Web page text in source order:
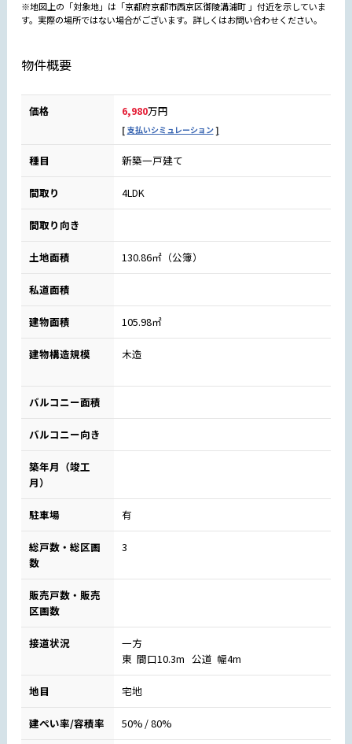
※地図上の「対象地」は「京都府京都市西京区御陵溝浦町 」付近を示していま
す。実際の場所ではない場合がございます。詳しくはお問い合わせください。
物件概要
価格 6,980万円
支払いシミュレーション
種目 新築一戸建て
間取り 4LDK
間取り向き
土地面積 130.86㎡（公簿）
私道面積
建物面積 105.98㎡
建物構造規模 木造
バルコニー面積
バルコニー向き
築年月（竣工
月）
駐車場 有
総戸数・総区画
数
3
販売戸数・販売
区画数
接道状況
一方
東 間口10.3m 公道 幅4m
地目 宅地
建ぺい率/容積率 50% / 80%